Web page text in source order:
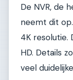
De NVR, de
neemt dit
4K resolutie.
HD. Details
veel